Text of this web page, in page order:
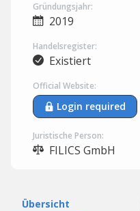
Gründungsjahr:
2019
Handelsregister:
Existiert
Official Website:
Login required
Juristische Person:
FILICS GmbH
Übersicht